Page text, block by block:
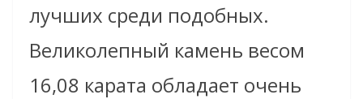
лучших среди подобных.
Великолепный камень весом
16,08 карата обладает очень